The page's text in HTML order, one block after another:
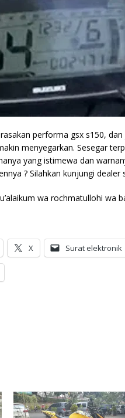
performa gsx s150,
menyegarkan. Sesegar
yang istimewa dan
? Silahkan kunjungi
wa rochmatullohi wa
X Surat elektronik